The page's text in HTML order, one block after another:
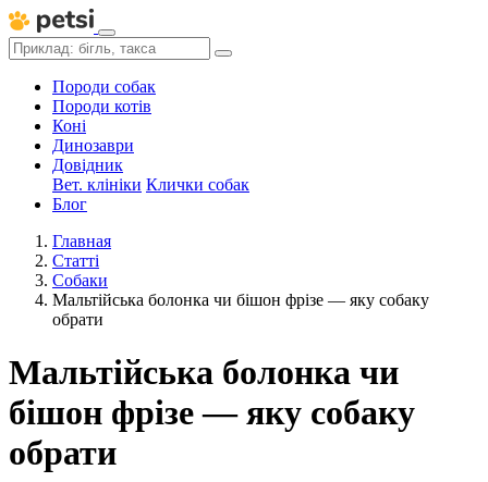
Породи собак
Породи котів
Коні
Динозаври
Довідник
Вет. клініки Клички собак
Блог
Главная
Статті
Собаки
Мальтійська болонка чи бішон фрізе — яку собаку
обрати
Мальтійська болонка чи
бішон фрізе — яку собаку
обрати